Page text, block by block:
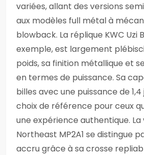
variées, allant des versions
aux modèles full métal à
blowback. La réplique KWC Uzi
exemple, est largement
poids, sa finition métallique et
en termes de puissance. Sa
billes avec une puissance de
choix de référence pour ceux
une expérience authentique. La
Northeast MP2A1 se distingue
accru grâce à sa crosse